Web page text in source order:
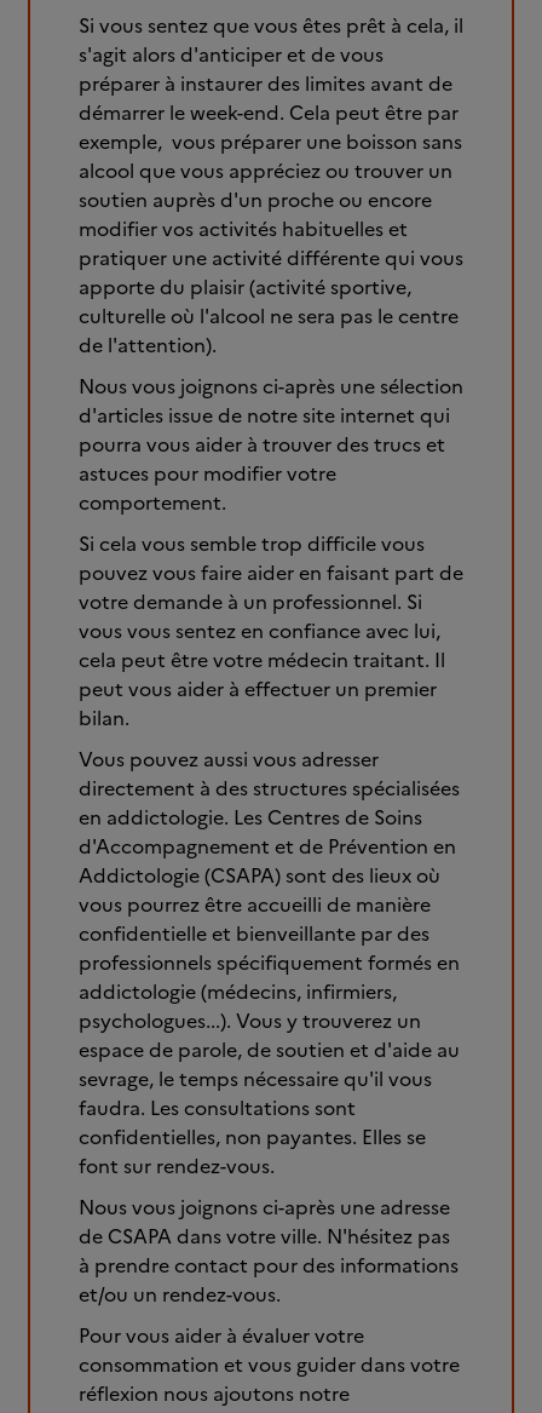
Si vous sentez que vous êtes prêt à cela, il
s'agit alors d'anticiper et de vous
préparer à instaurer des limites avant de
démarrer le week-end. Cela peut être par
exemple, vous préparer une boisson sans
alcool que vous appréciez ou trouver un
soutien auprès d'un proche ou encore
modifier vos activités habituelles et
pratiquer une activité différente qui vous
apporte du plaisir (activité sportive,
culturelle où l'alcool ne sera pas le centre
de l'attention).
Nous vous joignons ci-après une sélection
d'articles issue de notre site internet qui
pourra vous aider à trouver des trucs et
astuces pour modifier votre
comportement.
Si cela vous semble trop difficile vous
pouvez vous faire aider en faisant part de
votre demande à un professionnel. Si
vous vous sentez en confiance avec lui,
cela peut être votre médecin traitant. Il
peut vous aider à effectuer un premier
bilan.
Vous pouvez aussi vous adresser
directement à des structures spécialisées
en addictologie. Les Centres de Soins
d'Accompagnement et de Prévention en
Addictologie (CSAPA) sont des lieux où
vous pourrez être accueilli de manière
confidentielle et bienveillante par des
professionnels spécifiquement formés en
addictologie (médecins, infirmiers,
psychologues...). Vous y trouverez un
espace de parole, de soutien et d'aide au
sevrage, le temps nécessaire qu'il vous
faudra. Les consultations sont
confidentielles, non payantes. Elles se
font sur rendez-vous.
Nous vous joignons ci-après une adresse
de CSAPA dans votre ville. N'hésitez pas
à prendre contact pour des informations
et/ou un rendez-vous.
Pour vous aider à évaluer votre
consommation et vous guider dans votre
réflexion nous ajoutons notre